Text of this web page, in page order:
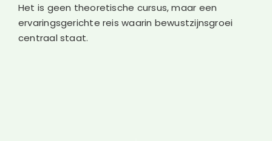
Het is geen theoretische cursus, maar een
ervaringsgerichte reis waarin bewustzijnsgroei
centraal staat.